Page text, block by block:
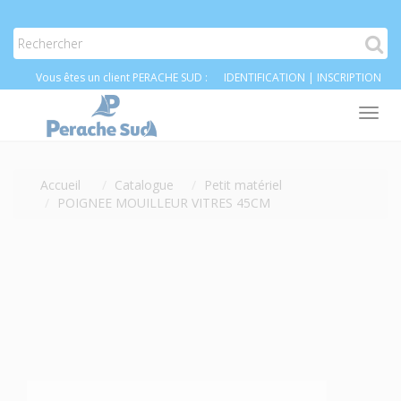
Vous êtes un client PERACHE SUD : IDENTIFICATION | INSCRIPTION
Accueil Catalogue
Petit matériel
POIGNEE MOUILLEUR VITRES 45CM